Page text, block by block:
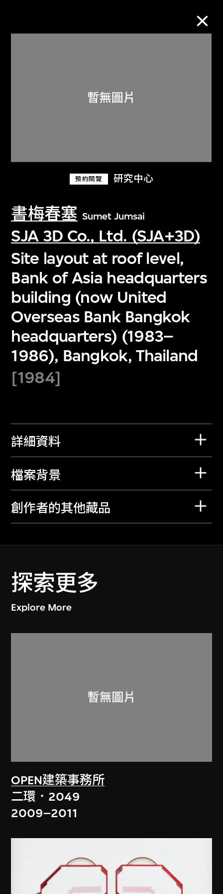
預約閱覽 研究中心
書梅春塞 Sumet Jumsai
SJA 3D Co., Ltd. (SJA+3D)
Site layout at roof level,
Bank of Asia headquarters
building (now United
Overseas Bank Bangkok
headquarters) (1983–
1986), Bangkok, Thailand
[1984]
詳細資料
檔案背景
創作者的其他藏品
探索更多
Explore More
OPEN建築事務所
二環．2049
2009–2011
關於M+藏品
探索世界頂級的二十及二十一世紀視覺
文化藏品。